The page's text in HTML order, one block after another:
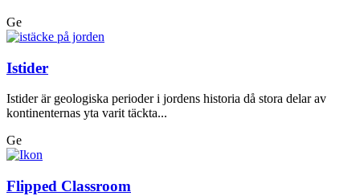
Ge
Istider
Istider är geologiska perioder i jordens historia då stora delar av
kontinenternas yta varit täckta...
Ge
Flipped Classroom